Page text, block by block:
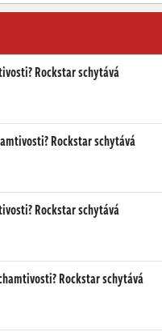
Rockstar schytává
Rockstar schytává
Rockstar schytává
Rockstar schytává